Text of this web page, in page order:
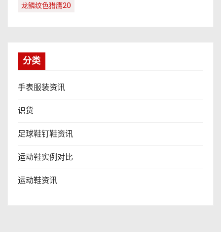
龙鳞纹色猎鹰20
分类
手表服装资讯
识货
足球鞋钉鞋资讯
运动鞋实例对比
运动鞋资讯